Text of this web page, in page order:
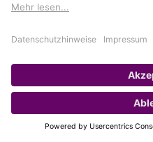
STREIT
Neue Produkte,
Bleiben Sie auf dem
gerne unseren